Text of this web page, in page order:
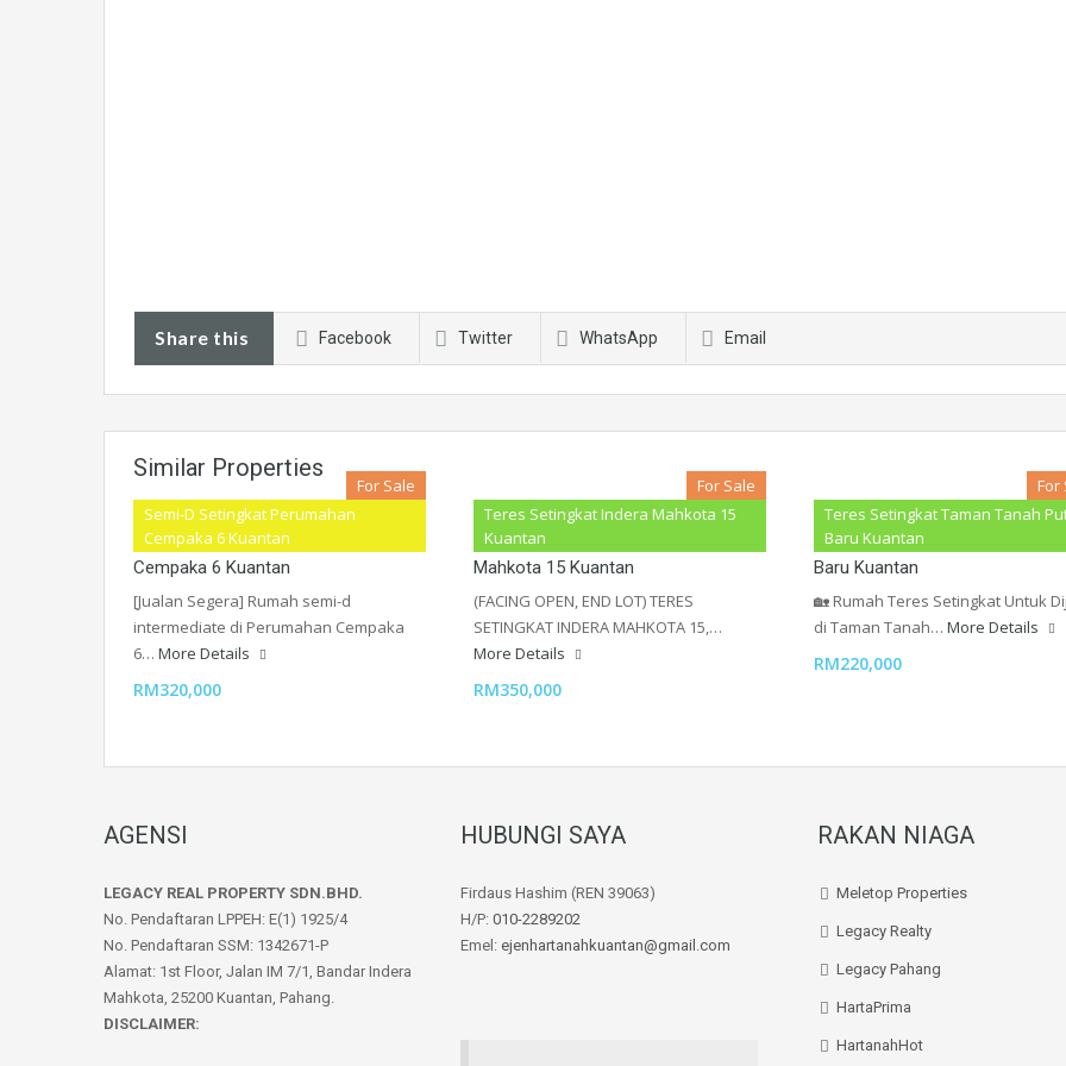
Share this Facebook Twitter WhatsApp Email
Similar Properties
Semi-D Setingkat Perumahan
Cempaka 6 Kuantan
For Sale
Semi-D Setingkat Perumahan
Cempaka 6 Kuantan
[Jualan Segera] Rumah semi-d
intermediate di Perumahan Cempaka
6… More Details
RM320,000
Teres Setingkat Indera Mahkota 15
Kuantan
For Sale
Teres Setingkat Untuk Dijual Indera
Mahkota 15 Kuantan
(FACING OPEN, END LOT) TERES
SETINGKAT INDERA MAHKOTA 15,…
More Details
RM350,000
Teres Setingkat Taman Tanah
Baru Kuantan
For
Teres Setingkat Taman Tanah
Baru Kuantan
🏡 Rumah Teres Setingkat Untuk
di Taman Tanah… More Details
RM220,000
AGENSI
LEGACY REAL PROPERTY SDN.BHD.
No. Pendaftaran LPPEH: E(1) 1925/4
No. Pendaftaran SSM: 1342671-P
Alamat: 1st Floor, Jalan IM 7/1, Bandar Indera
Mahkota, 25200 Kuantan, Pahang.
DISCLAIMER:
HUBUNGI SAYA
Firdaus Hashim (REN 39063)
H/P: 010-2289202
Emel: ejenhartanahkuantan@gmail.com
RAKAN NIAGA
Meletop Properties
Legacy Realty
Legacy Pahang
HartaPrima
HartanahHot